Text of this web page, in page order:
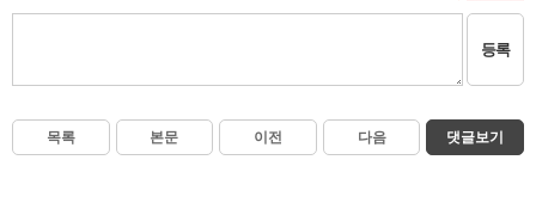
등록
목록 본문 이전 다음 댓글보기